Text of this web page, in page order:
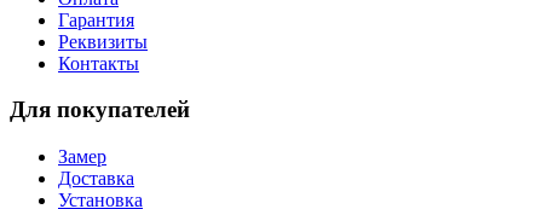
Гарантия
Реквизиты
Контакты
Для покупателей
Замер
Доставка
Установка